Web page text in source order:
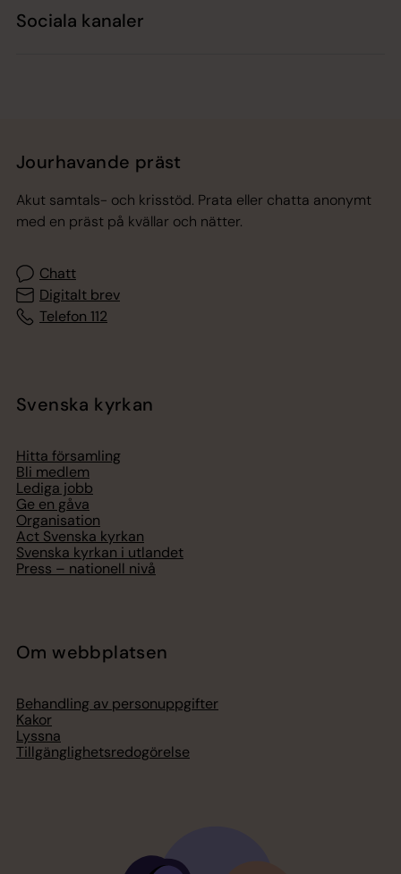
Sociala kanaler
Jourhavande präst
Akut samtals- och krisstöd. Prata eller chatta anonymt
med en präst på kvällar och nätter.
Chatt
Digitalt brev
Telefon 112
Svenska kyrkan
Hitta församling
Bli medlem
Lediga jobb
Ge en gåva
Organisation
Act Svenska kyrkan
Svenska kyrkan i utlandet
Press – nationell nivå
Om webbplatsen
Behandling av personuppgifter
Kakor
Lyssna
Tillgänglighetsredogörelse